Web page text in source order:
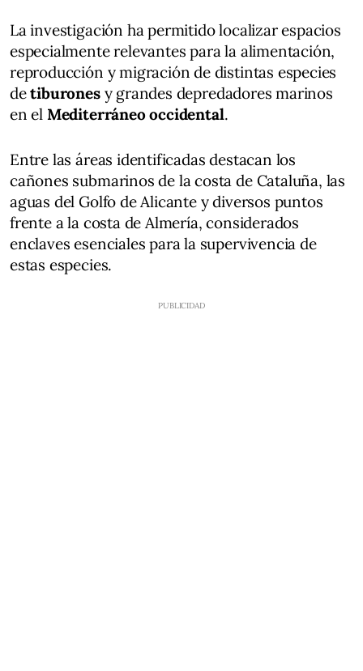
La investigación ha permitido localizar espacios
especialmente relevantes para la alimentación,
reproducción y migración de distintas especies
detiburones y grandes depredadores marinos
en el Mediterráneo occidental.
Entre las áreas identificadas destacan los
cañones submarinos de la costa de Cataluña, las
aguas del Golfo de Alicante y diversos puntos
frente a la costa de Almería, considerados
enclaves esenciales para la supervivencia de
estas especies.